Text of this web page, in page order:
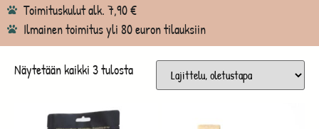
Toimituskulut alk. 7,90 €
Ilmainen toimitus yli 80 euron tilauksiin
Näytetään kaikki 3 tulosta